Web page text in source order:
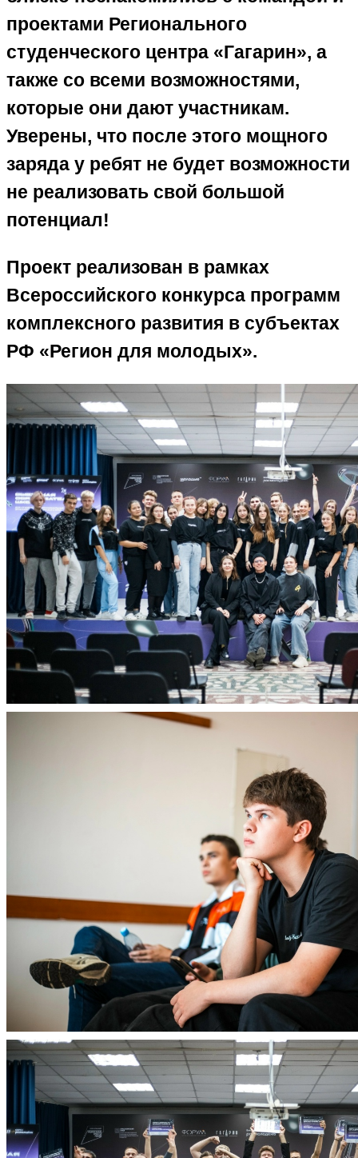
проектами Регионального
студенческого центра «Гагарин», а
также со всеми возможностями,
которые они дают участникам.
Уверены, что после этого мощного
заряда у ребят не будет возможности
не реализовать свой большой
потенциал!
Проект реализован в рамках
Всероссийского конкурса программ
комплексного развития в субъектах
РФ «Регион для молодых».